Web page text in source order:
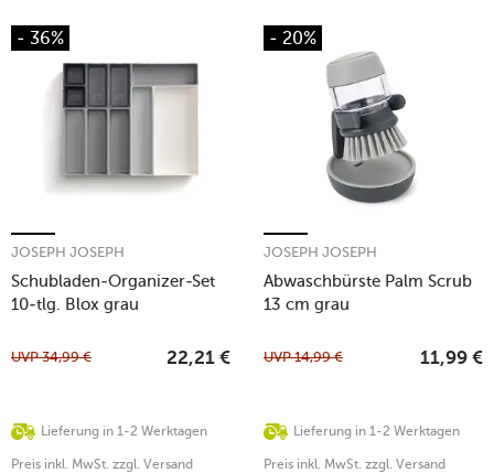
- 36%
Schubladen-Organizer-Set
10-tlg. Blox grau
JOSEPH JOSEPH
Lieferung in 1-2 Werktagen
UVP34,99 € 22,21 €
Preis inkl. MwSt. zzgl. Versand
- 20%
Abwaschbürste Palm Scrub
13 cm grau
JOSEPH JOSEPH
Lieferung in 1-2 Werktagen
UVP14,99 € 11,99 €
Preis inkl. MwSt. zzgl. Versand